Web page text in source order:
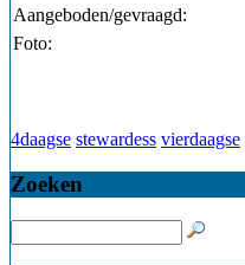
Aangeboden/gevraagd:
Foto:
4daagse stewardess vierdaagse
Zoeken